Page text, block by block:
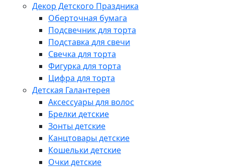
Декор Детского Праздника
Оберточная бумага
Подсвечник для торта
Подставка для свечи
Свечка для торта
Фигурка для торта
Цифра для торта
Детская Галантерея
Аксессуары для волос
Брелки детские
Зонты детские
Канцтовары детские
Кошельки детские
Очки детские